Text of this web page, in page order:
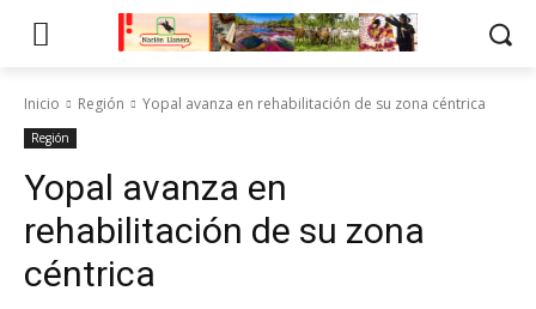
Inicio Región Yopal avanza en rehabilitación de su zona céntrica
Región
Yopal avanza en
rehabilitación de su zona
céntrica